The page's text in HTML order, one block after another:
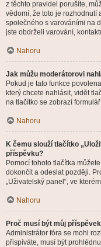
z těchto pravidel porušíte,
vědomí, že toto je rozhodnutí
společného s varováními na
jste obdrželi varování,
Nahoru
Jak můžu moderátorovi
Pokud je tato funkce
který chcete nahlásit, vidět
na tlačítko se zobrazí
Nahoru
K čemu slouží tlačítko
příspěvku?
Pomocí tohoto tlačítka
dokončit a odeslat později.
„Uživatelský panel“, ve
Nahoru
Proč musí být můj
Administrátor fóra se mohl
přispíváte, musí být